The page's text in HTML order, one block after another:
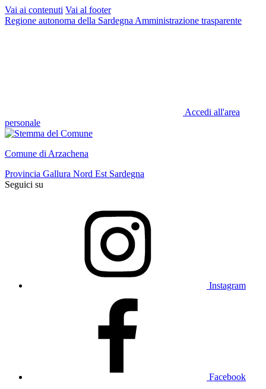
Vai ai contenuti Vai al footer
Regione autonoma della Sardegna Amministrazione trasparente
Accedi all'area
personale
Comune di Arzachena
Provincia Gallura Nord Est Sardegna
Seguici su
Instagram
Facebook